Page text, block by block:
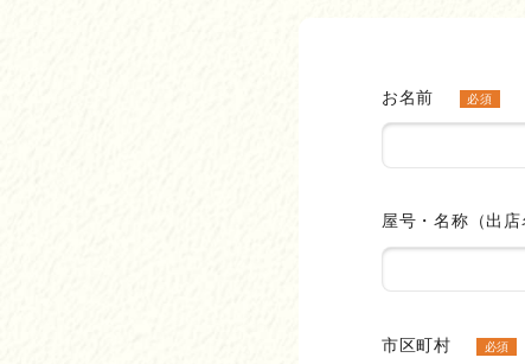
お名前 必須
屋号・名称（出店
市区町村 必須